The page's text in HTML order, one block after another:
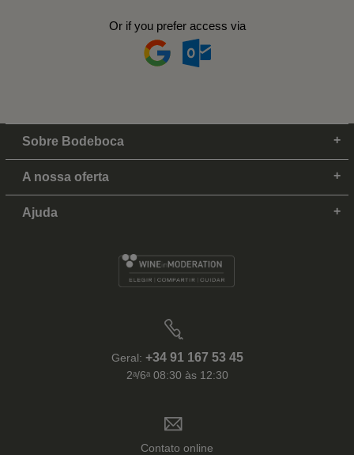
Or if you prefer access via
Sobre Bodeboca
A nossa oferta
Ajuda
Geral: +34 91 167 53 45
2ᵃ/6ᵃ 08:30 às 12:30
Contato online